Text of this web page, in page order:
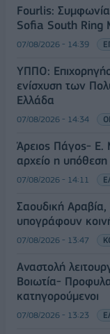
Fourlis:
Sofia South Ring
07/08/2026 - 14:39
ΥΠΠΟ:
ενίσχυση των
Ελλάδα
07/08/2026 - 14:34
Άρειος Πάγος- Ε.
αρχείο η
07/08/2026 - 14:11
Σαουδική Αραβία,
υπογράφουν
07/08/2026 - 13:47
Αναστολή
Βοιωτία-
κατηγορούμενοι
07/08/2026 - 13:23